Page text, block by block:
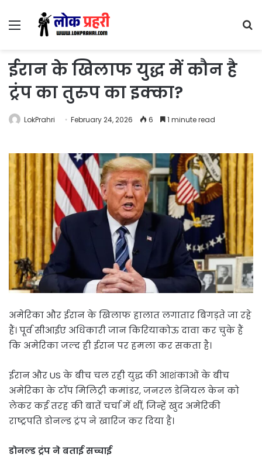
Menu
ईरान के खिलाफ युद्ध में कौन है
ट्रंप का तुरुप का इक्का?
LokPrahri February 24, 2026 6 1 minute read
अमेरिका और ईरान के खिलाफ हालात लगातार बिगड़ते जा रहे
हैं। पूर्व सीआईए अधिकारी जान किरियाकोऊ दावा कर चुके हैं
कि अमेरिका जल्द ही ईरान पर हमला कर सकता है।
ईरान और US के बीच चल रही युद्ध की आशंकाओं के बीच
अमेरिका के टॉप मिलिट्री कमांडर, जनरल डेनियल केन को
लेकर कई तरह की बातें चर्चा में थीं, जिन्हें खुद अमेरिकी
राष्ट्रपति डोनल्ड ट्रंप ने खारिज कर दिया है।
डोनल्ड ट्रंप ने बताई सच्चाई